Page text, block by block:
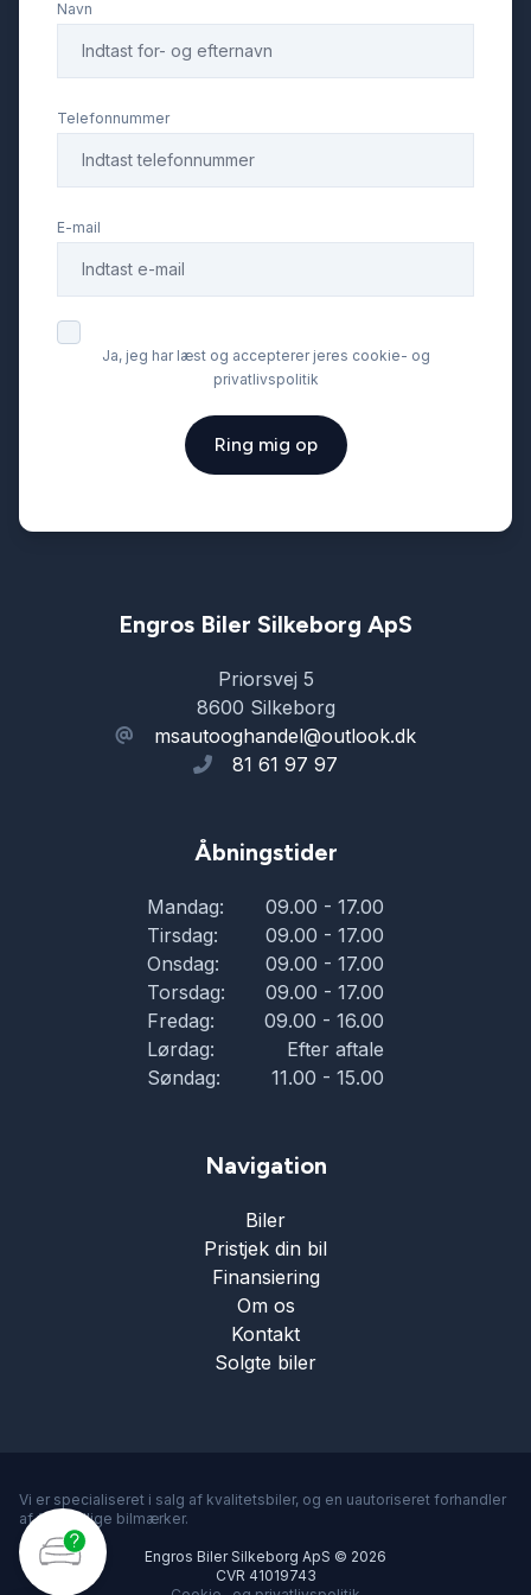
Splitbagsæder
Stofsæder
Sædevarme
Tonede ruder
Navn
Telefonnummer
E-mail
Ja, jeg har læst og accepterer jeres cookie- og
privatlivspolitik
Ring mig op
Engros Biler Silkeborg ApS
Priorsvej 5
8600 Silkeborg
msautooghandel@outlook.dk
81 61 97 97
Åbningstider
Mandag:
09.00 - 17.00
Tirsdag:
09.00 - 17.00
Onsdag:
09.00 - 17.00
Torsdag:
09.00 - 17.00
Fredag:
09.00 - 16.00
Lørdag:
Efter aftale
Søndag:
11.00 - 15.00
Navigation
Biler
Pristjek din bil
Finansiering
Om os
Kontakt
Solgte biler
Vi er specialiseret i salg af kvalitetsbiler, og en uautoriseret forhandler
af forskellige bilmærker.
Engros Biler Silkeborg ApS © 2026
CVR 41019743